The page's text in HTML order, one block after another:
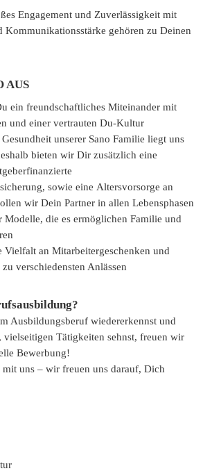
Engagement und Zuverlässigkeit mit
Kommunikationsstärke gehören zu Deinen
AUS
ein freundschaftliches Miteinander mit
und einer vertrauten Du-Kultur
unserer Sano Familie liegt uns
bieten wir Dir zusätzlich eine
sowie eine Altersvorsorge an
wir Dein Partner in allen Lebensphasen
Modelle, die es ermöglichen Familie und
Vielfalt an Mitarbeitergeschenken und
verschiedensten Anlässen
Ausbildungsberuf wiedererkennst und
vielseitigen Tätigkeiten sehnst, freuen wir
Bewerbung!
uns – wir freuen uns darauf, Dich